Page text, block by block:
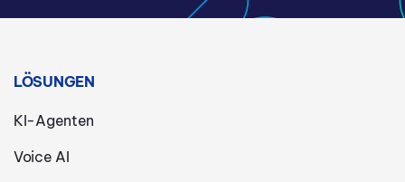
LÖSUNGEN
KI-Agenten
Voice AI